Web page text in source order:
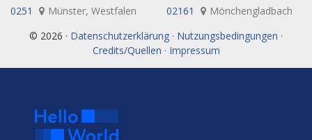
0251
Münster, Westfalen 02161
Mönchengladbach
© 2026 · Datenschutzerklärung · Nutzungsbedingungen ·
Credits/Quellen · Impressum